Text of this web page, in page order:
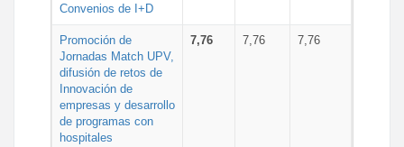
Convenios de I+D
Promoción de
Jornadas Match UPV,
difusión de retos de
Innovación de
empresas y desarrollo
de programas con
hospitales
7,76 7,76 7,76